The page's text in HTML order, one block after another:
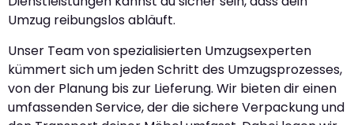
Umzug reibungslos abläuft.
Unser Team von spezialisierten Umzugsexperten
kümmert sich um jeden Schritt des Umzugsprozesses,
von der Planung bis zur Lieferung. Wir bieten dir einen
umfassenden Service, der die sichere Verpackung und